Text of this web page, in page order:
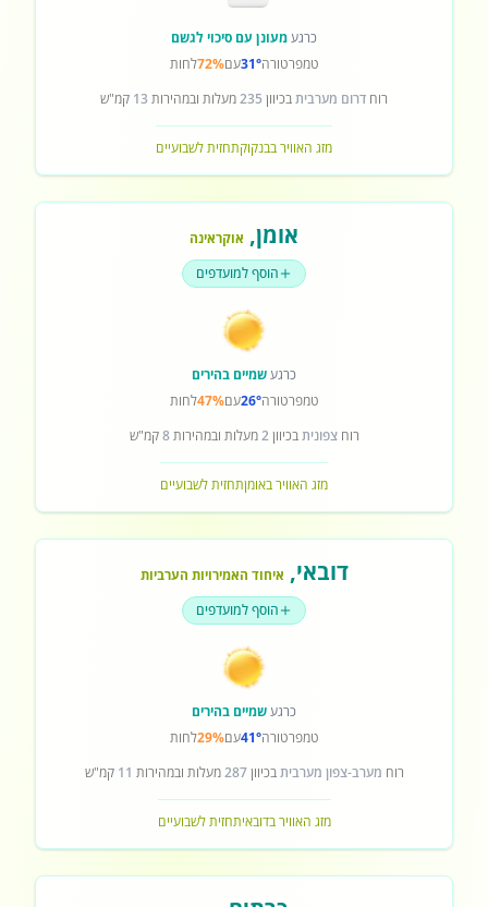
כרגעמעונן עם סיכוי לגשם
טמפרטורה31°עם72%לחות
רוח דרום מערביתבכיוון 235מעלות ובמהירות 13 קמ"ש
מזג האוויר בבנקוקתחזית לשבועיים
אומן, אוקראינה
הוסף למועדפים
כרגעשמיים בהירים
טמפרטורה26°עם47%לחות
רוחצפוניתבכיוון2מעלות ובמהירות8קמ"ש
מזג האוויר באומןתחזית לשבועיים
דובאי, איחוד האמירויות הערביות
הוסף למועדפים
כרגעשמיים בהירים
טמפרטורה41°עם29%לחות
רוח מערב-צפון מערביתבכיוון287מעלות ובמהירות 11 קמ"ש
מזג האוויר בדובאיתחזית לשבועיים